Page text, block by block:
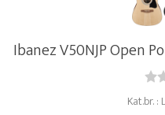
Ibanez V50NJP Open
Kat.br.